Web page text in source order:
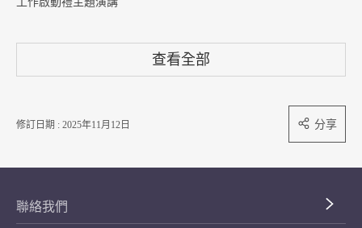
查看全部
修訂日期 : 2025年11月12日 分享
聯絡我們